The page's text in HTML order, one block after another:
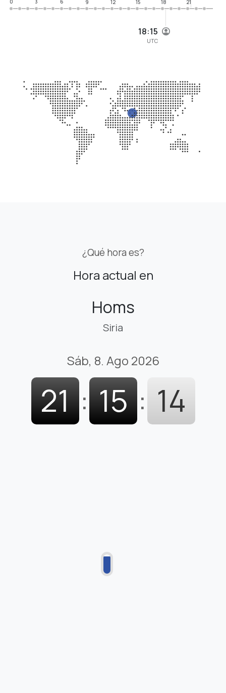
18:15
UTC
9 12 15 18 21
¿Qué hora es?
Hora actual en
Homs
Siria
Sáb, 8. Ago 2026
21 : 15 : 15